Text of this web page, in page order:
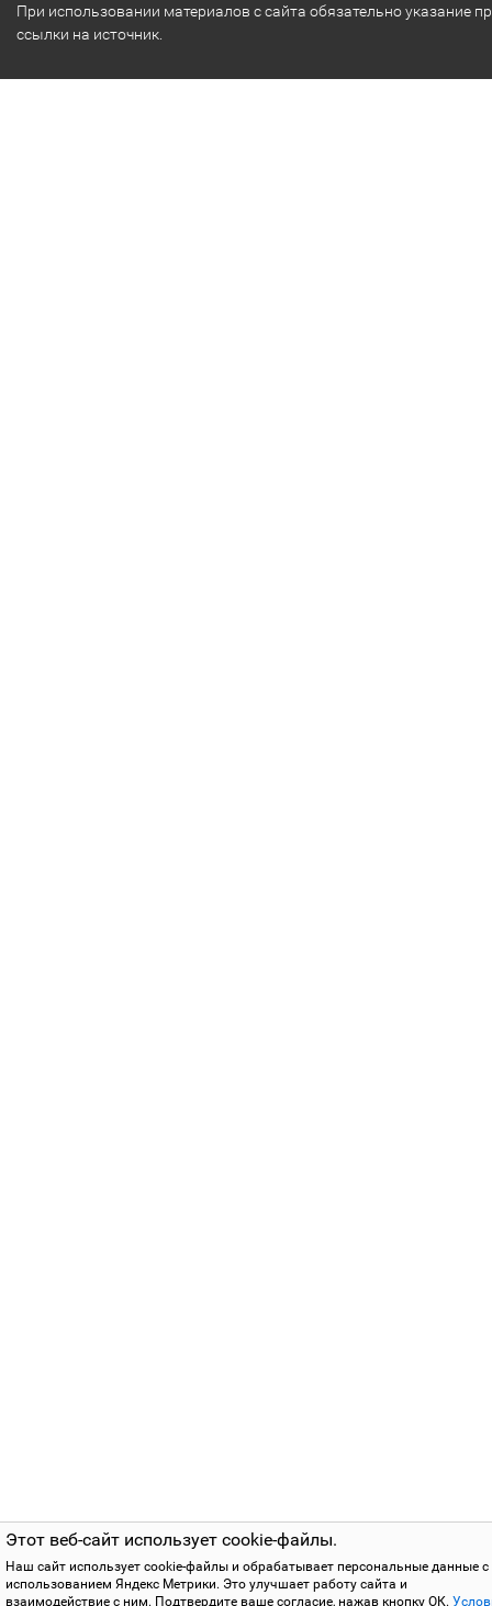
Этот веб-сайт использует cookie-файлы.
Наш сайт использует cookie-файлы и обрабатывает персональные данные с
использованием Яндекс Метрики. Это улучшает работу сайта и
взаимодействие с ним. Подтвердите ваше согласие, нажав кнопку ОК.
При использовании материалов с сайта обязательно указание
ссылки на источник.